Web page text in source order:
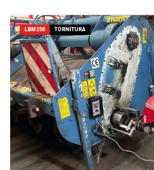
LBM250 TORNITURA